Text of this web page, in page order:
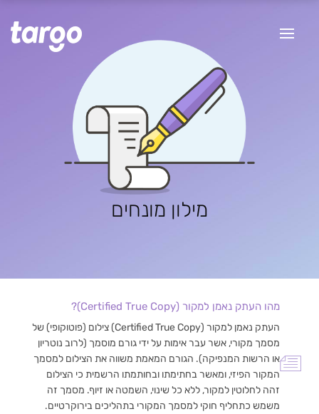
מילון מונחים
מהו העתק נאמן למקור (Certified True Copy)?
העתק נאמן למקור (Certified True Copy) צילום (פוטוקופי) של
מסמך מקורי, אשר עבר אימות על ידי גורם מוסמך (לרוב נוטריון
או הרשות המנפיקה). הגורם המאמת משווה את הצילום למסמך
המקור הפיזי, ומאשר בחתימתו ובחותמתו הרשמית כי הצילום
זהה לחלוטין למקור, ללא כל שינוי, השמטה או זיוף. מסמך זה
משמש כתחליף חוקי למסמך המקורי בתהליכים בירוקרטיים.